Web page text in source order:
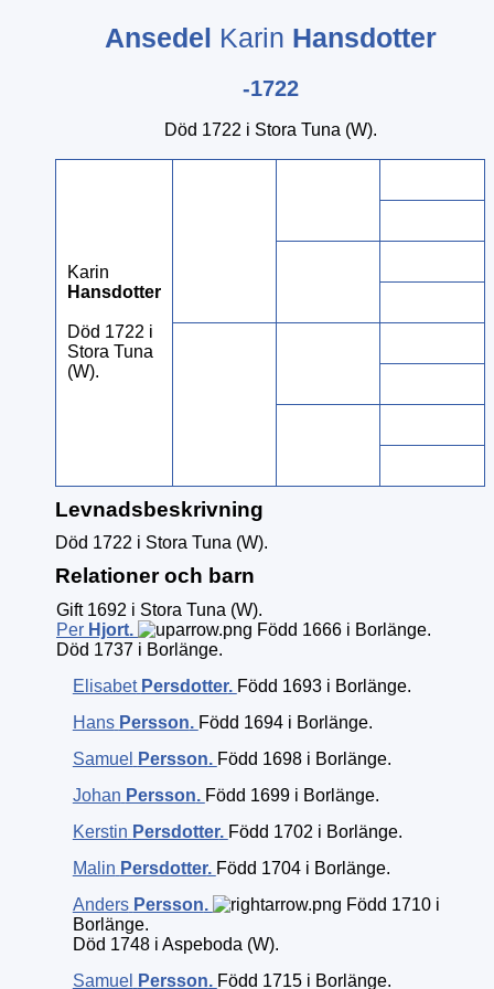
Ansedel Karin Hansdotter
-1722
Död 1722 i Stora Tuna (W).
Karin
Hansdotter
Död 1722 i
Stora Tuna
(W).
Levnadsbeskrivning
Död 1722 i Stora Tuna (W).
Relationer och barn
Gift 1692 i Stora Tuna (W).
Per Hjort.
Född 1666 i Borlänge.
Död 1737 i Borlänge.
Elisabet Persdotter. Född 1693 i Borlänge.
Hans Persson. Född 1694 i Borlänge.
Samuel
Persson. Född 1698 i Borlänge.
Johan Persson. Född 1699 i Borlänge.
Kerstin Persdotter. Född 1702 i Borlänge.
Malin Persdotter. Född 1704 i Borlänge.
Anders Persson.
Född 1710 i
Borlänge.
Död 1748 i Aspeboda (W).
Samuel
Persson. Född 1715 i Borlänge.